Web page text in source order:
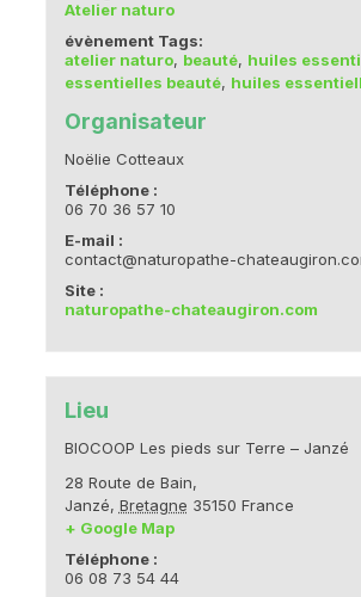
Atelier naturo
évènement Tags:
atelier naturo, beauté, huiles
essentielles beauté, huiles
Organisateur
Noëlie Cotteaux
Téléphone :
06 70 36 57 10
E-mail :
contact@naturopathe-
Site :
naturopathe-chateaugiron.com
Lieu
BIOCOOP Les pieds sur Terre – Janzé
28 Route de Bain,
Janzé, Bretagne 35150 France
+ Google Map
Téléphone :
06 08 73 54 44